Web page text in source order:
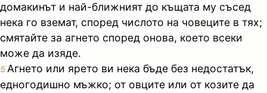
домакинът и най-ближният до къщата му съсед
нека го вземат, според числото на човеците в тях;
смятайте за агнето според онова, което всеки
може да изяде.
5 Агнето или ярето ви нека бъде без недостатък,
едногодишно мъжко; от овците или от козите да